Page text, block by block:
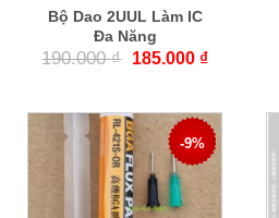
Bộ Dao 2UUL Làm IC
Đa Năng
190.000₫ 185.000 ₫
-9%